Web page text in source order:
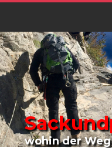
wohin der